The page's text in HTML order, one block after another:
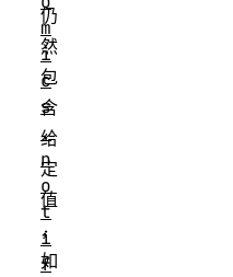
仍
然
包
含
给
定
值
，
如
m
i
c
s
.
n
o
t
i
f